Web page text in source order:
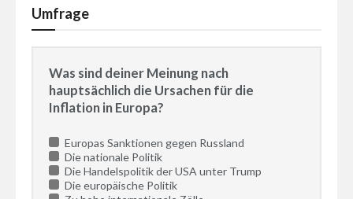
Umfrage
Was sind deiner Meinung nach
hauptsächlich die Ursachen für die
Inflation in Europa?
Europas Sanktionen gegen Russland
Die nationale Politik
Die Handelspolitik der USA unter Trump
Die europäische Politik